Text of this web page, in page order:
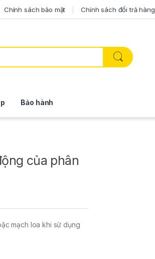
Chính sách bảo mật Chính sách đổi trả hàng
Bảo hành
của phân
mạch loa khi sử dụng